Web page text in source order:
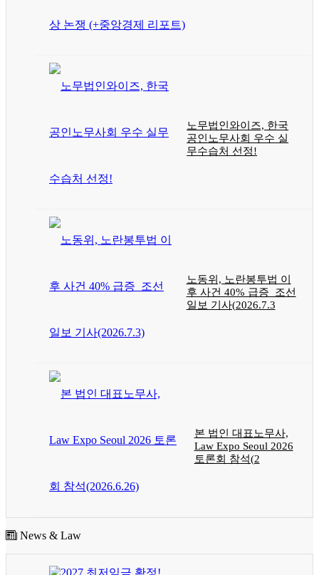
노무법인와이즈, 한국
공인노무사회 우수 실
무수습처 선정!
노동위, 노란봉투법 이
후 사건 40% 급증_조선
일보 기사(2026.7.3
본 법인 대표노무사,
Law Expo Seoul 2026
토론회 참석(2
News & Law